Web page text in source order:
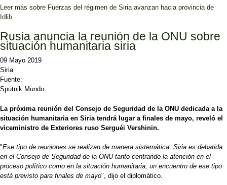
Leer más sobre Fuerzas del régimen de Siria avanzan hacia provincia de
Idlib
Rusia anuncia la reunión de la ONU sobre
situación humanitaria siria
09 Mayo 2019
Siria
Fuente:
Sputnik Mundo
La próxima reunión del Consejo de Seguridad de la ONU dedicada a la
situación humanitaria en Siria tendrá lugar a finales de mayo, reveló el
viceministro de Exteriores ruso Serguéi Vershinin.
"Ese tipo de reuniones se realizan de manera sistemática, Siria es debatida
en el Consejo de Seguridad de la ONU tanto centrando la atención en el
proceso político como en la situación humanitaria, un encuentro de ese tipo
está previsto para finales de mayo", dijo el diplomático.